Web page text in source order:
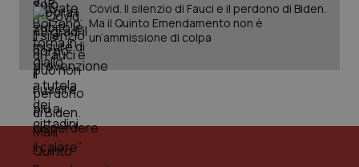
Covid. Il silenzio di Fauci e il perdono di Biden.
Ma il Quinto Emendamento non è
un’ammissione di colpa
_ga_KM60CM4NPH
mese